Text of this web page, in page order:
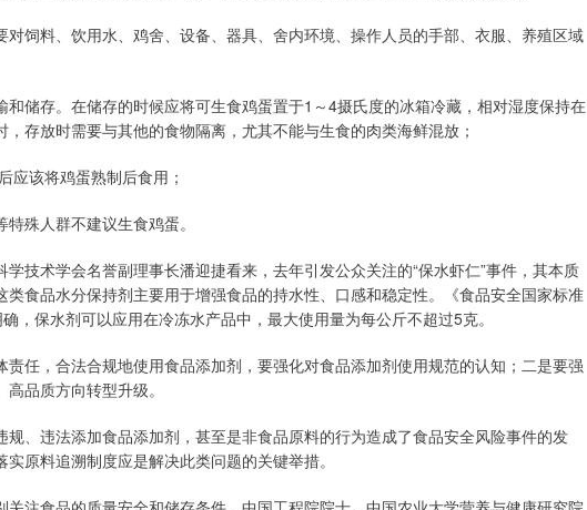
饲料、饮用水、鸡舍、设备、器具、舍内环境、操作人员的手部、衣服、养殖区域
储存。在储存的时候应将可生食鸡蛋置于1～4摄氏度的冰箱冷藏，相对湿度保持在
存放时需要与其他的食物隔离，尤其不能与生食的肉类海鲜混放；
应该将鸡蛋熟制后食用；
殊人群不建议生食鸡蛋。
技术学会名誉副理事长潘迎捷看来，去年引发公众关注的“保水虾仁”事件，其本质
食品水分保持剂主要用于增强食品的持水性、口感和稳定性。《食品安全国家标准
，保水剂可以应用在冷冻水产品中，最大使用量为每公斤不超过5克。
任，合法合规地使用食品添加剂，要强化对食品添加剂使用规范的认知；二是要强
品质方向转型升级。
、违法添加食品添加剂，甚至是非食品原料的行为造成了食品安全风险事件的发
原料追溯制度应是解决此类问题的关键举措。